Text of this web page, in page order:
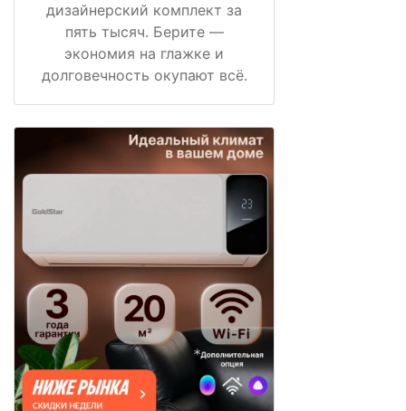
дизайнерский комплект за
пять тысяч. Берите —
экономия на глажке и
долговечность окупают всё.